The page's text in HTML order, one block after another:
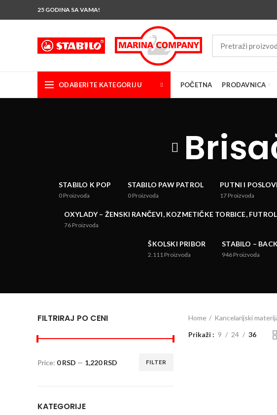
25 GODINA SA VAMA!
ODABERITE KATEGORIJU POČETNA PRODAVNICA
STABILO K POP
0 Proizvoda
STABILO PAW PATROL
0 Proizvoda
PUTNI I
17 Proizvoda
OXYLADY – ŽENSKI RANČEVI, KOZMETIČKE TORBICE,
76 Proizvoda
ŠKOLSKI PRIBOR
2.111 Proizvoda
STABILO –
946 Proizvoda
FILTRIRAJ PO CENI
FILTER
Price: 0 RSD — 1,220 RSD
KATEGORIJE
Home Kancelarijski
Prikaži
9 24 36